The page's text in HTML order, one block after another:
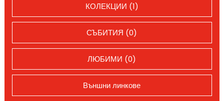
КОЛЕКЦИИ (1)
СЪБИТИЯ (0)
ЛЮБИМИ (0)
Външни линкове